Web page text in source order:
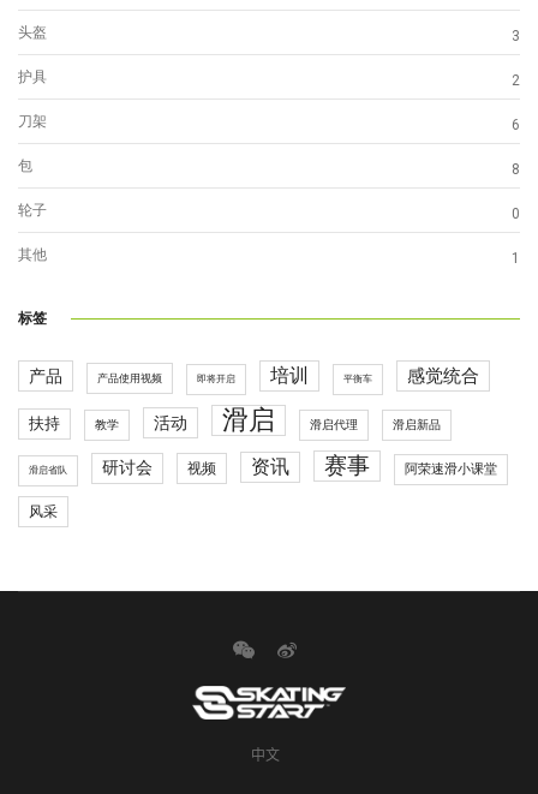
头盔 3
护具 2
刀架 6
包 8
轮子 0
其他 1
标签
产品 产品使用视频 即将开启 培训 平衡车 感觉统合
扶持 教学 活动 滑启 滑启代理 滑启新品
滑启省队 研讨会 视频 资讯 赛事 阿荣速滑小课堂
风采
中文